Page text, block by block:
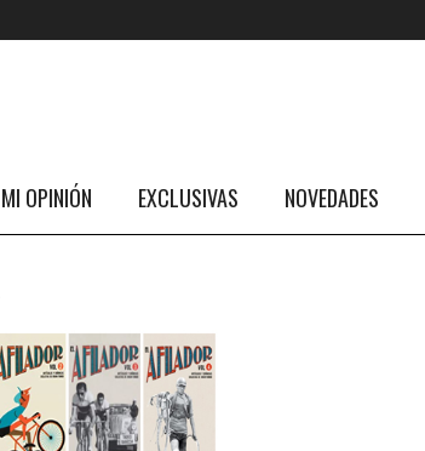
MI OPINIÓN EXCLUSIVAS NOVEDADES